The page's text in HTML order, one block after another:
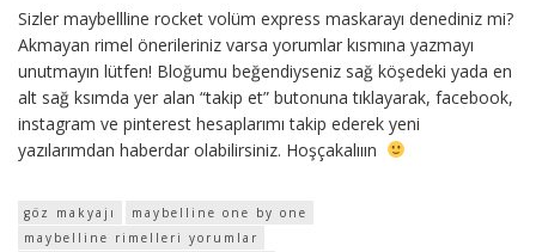
Sizler maybellline rocket volüm express maskarayı denediniz mi?
Akmayan rimel önerileriniz varsa yorumlar kısmına yazmayı
unutmayın lütfen! Bloğumu beğendiyseniz sağ köşedeki yada en
alt sağ ksımda yer alan “takip et” butonuna tıklayarak, facebook,
instagram ve pinterest hesaplarımı takip ederek yeni
yazılarımdan haberdar olabilirsiniz. Hoşçakalııın
göz makyajı
maybelline one by one
maybelline rimelleri yorumlar